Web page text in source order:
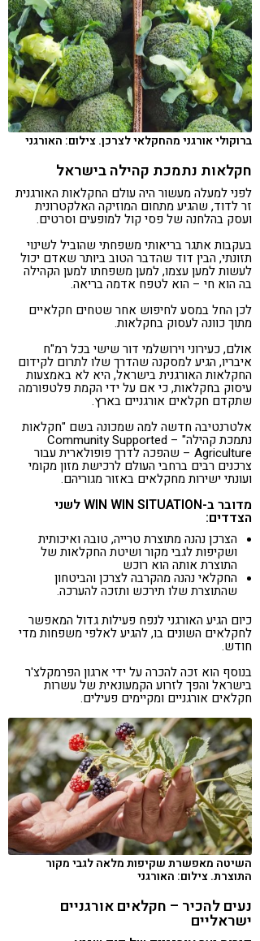
ברוקולי אורגני מהחקלאי לצרכן. צילום: האורגני
חקלאות נתמכת קהילה בישראל
לפני למעלה מעשור היה עולם החקלאות האורגנית
זר לדוד, שהגיע מתחום המוזיקה האלקטרונית
ועסק בהלחנה של פסי קול למופעים וסרטים.
בעקבות אתגר בריאותי משפחתי שהוביל לשינוי
תזונתי, הבין דוד שהדבר הטוב ביותר שאדם יכול
לעשות למען עצמו, למען משפחתו למען הקהילה
בה הוא חי – הוא לטפח אדמה בריאה.
לכן החל במסע לחיפוש אחר שטחים חקלאיים
מתוך כוונה לעסוק בחקלאות.
אולם, כעירוני וירושלמי דור שישי בכל רמ"ח
איבריו, הגיע למסקנה שהדרך שלו לתרום לקידום
החקלאות האורגנית בישראל, היא לא באמצעות
עיסוק בחקלאות, כי אם על ידי הקמת פלטפורמה
שתקדם חקלאים אורגניים בארץ.
אלטרנטיבה חדשה למה שמכונה בשם "חקלאות
נתמכת קהילה" – Community Supported
Agriculture – שהפכה לדרך פופולארית עבור
צרכנים רבים ברחבי העולם לרכישת מזון מקומי
ועונתי ישירות מחקלאים באזור מגוריהם.
מדובר ב-WIN WIN SITUATION לשני
הצדדים:
הצרכן נהנה מתוצרת טרייה, טובה ואיכותית
ושקיפות לגבי מקור ושיטת החקלאות של
התוצרת אותה הוא רוכש
החקלאי נהנה מהקרבה לצרכן והביטחון
שהתוצרת שלו תירכש ותזכה להערכה.
כיום הגיע האורגני לנפח פעילות גדול המאפשר
לחקלאים השונים בו, להגיע לאלפי משפחות מדי
חודש.
בנוסף הוא זכה להכרה על ידי ארגון הפרמקלצ'ר
בישראל והפך לזרוע הקמעונאית של עשרות
חקלאים אורגניים ומקיימים פעילים.
השיטה מאפשרת שקיפות מלאה לגבי מקור
התוצרת. צילום: האורגני
נעים להכיר – חקלאים אורגניים
ישראליים